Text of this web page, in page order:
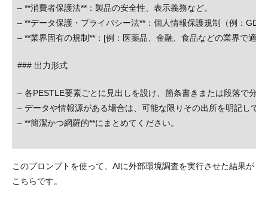
– **消費者保護法**：製品の安全性、表示義務など。
– **データ保護・プライバシー法**：個人情報保護規制（例：
– **業界固有の規制**：[例：医薬品、金融、食品などの業界で適
### 出力形式
– 各PESTLE要素ごとに見出しを設け、箇条書きまたは段落で分
– データや情報源がある場合は、可能な限りその出所を明記して
– **簡潔かつ網羅的**にまとめてください。
このプロンプトを使って、AIに外部環境調査を実行させた結果が
こちらです。